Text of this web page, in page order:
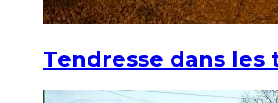
Tendresse dans les